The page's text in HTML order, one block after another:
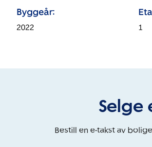
Byggeår:
2022 1
Selge
Bestill en e-takst av